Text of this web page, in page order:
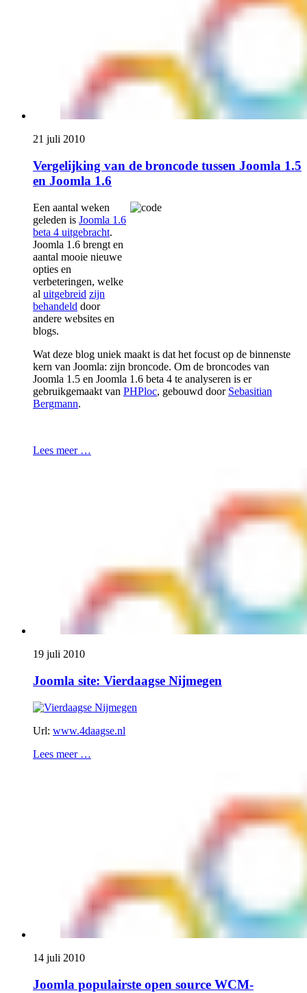
21 juli 2010
Vergelijking van de broncode tussen Joomla 1.5
en Joomla 1.6
Een aantal weken
geleden is Joomla 1.6
beta 4 uitgebracht.
Joomla 1.6 brengt en
aantal mooie nieuwe
opties en
verbeteringen, welke
al uitgebreid zijn
behandeld door
andere websites en
blogs.
Wat deze blog uniek maakt is dat het focust op de binnenste
kern van Joomla: zijn broncode. Om de broncodes van
Joomla 1.5 en Joomla 1.6 beta 4 te analyseren is er
gebruikgemaakt van PHPloc, gebouwd door Sebasitian
Bergmann.
Lees meer …
19 juli 2010
Joomla site: Vierdaagse Nijmegen
Url: www.4daagse.nl
Lees meer …
14 juli 2010
Joomla populairste open source WCM-